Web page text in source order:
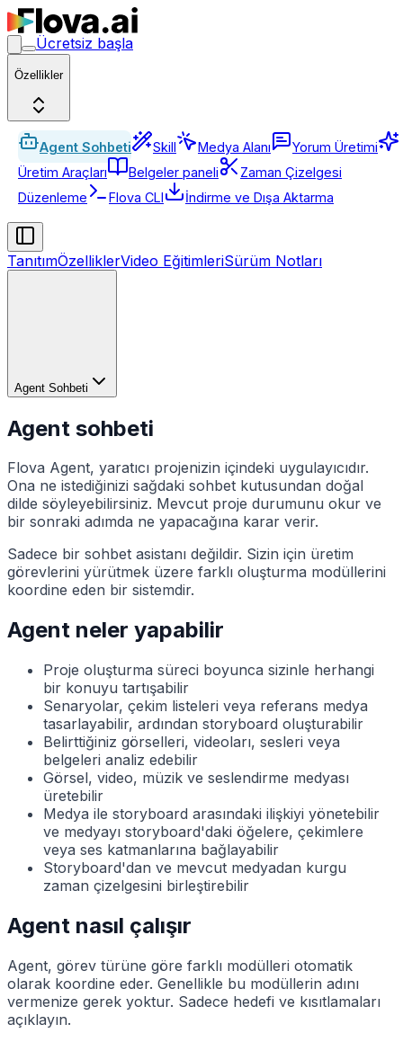
Ücretsiz başla
Özellikler
Agent Sohbeti Skill Medya Alanı
Yorum Üretimi
Üretim Araçları
Belgeler paneli
Zaman Çizelgesi
Düzenleme
Flova CLI İndirme ve Dışa Aktarma
TanıtımÖzelliklerVideo EğitimleriSürüm Notları
Agent Sohbeti
Agent sohbeti
Flova Agent, yaratıcı projenizin içindeki uygulayıcıdır.
Ona ne istediğinizi sağdaki sohbet kutusundan doğal
dilde söyleyebilirsiniz. Mevcut proje durumunu okur ve
bir sonraki adımda ne yapacağına karar verir.
Sadece bir sohbet asistanı değildir. Sizin için üretim
görevlerini yürütmek üzere farklı oluşturma modüllerini
koordine eden bir sistemdir.
Agent neler yapabilir
Proje oluşturma süreci boyunca sizinle herhangi
bir konuyu tartışabilir
Senaryolar, çekim listeleri veya referans medya
tasarlayabilir, ardından storyboard oluşturabilir
Belirttiğiniz görselleri, videoları, sesleri veya
belgeleri analiz edebilir
Görsel, video, müzik ve seslendirme medyası
üretebilir
Medya ile storyboard arasındaki ilişkiyi yönetebilir
ve medyayı storyboard'daki öğelere, çekimlere
veya ses katmanlarına bağlayabilir
Storyboard'dan ve mevcut medyadan kurgu
zaman çizelgesini birleştirebilir
Agent nasıl çalışır
Agent, görev türüne göre farklı modülleri otomatik
olarak koordine eder. Genellikle bu modüllerin adını
vermenize gerek yoktur. Sadece hedefi ve kısıtlamaları
açıklayın.